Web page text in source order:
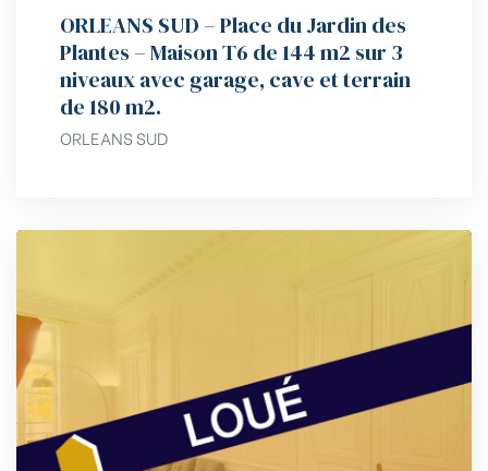
ORLEANS SUD – Place du Jardin des
Plantes – Maison T6 de 144 m2 sur 3
niveaux avec garage, cave et terrain
de 180 m2.
ORLEANS SUD